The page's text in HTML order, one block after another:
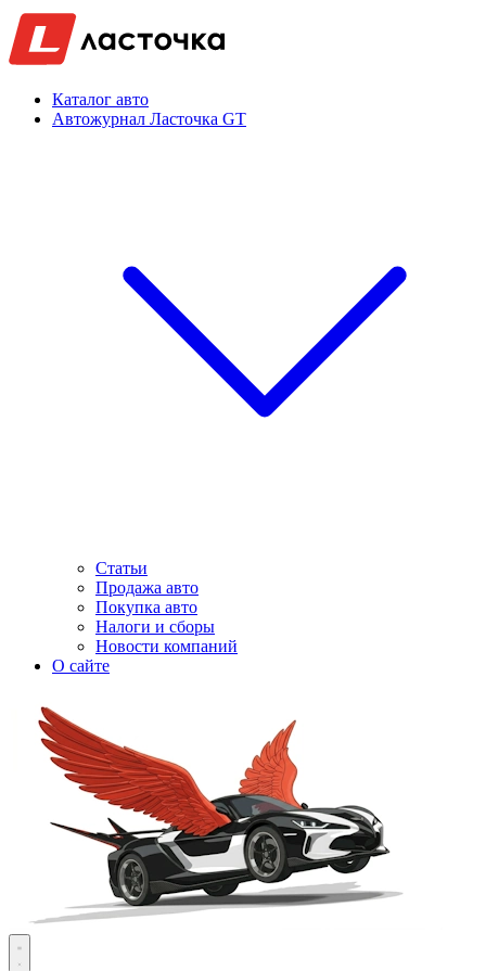
Каталог авто
Автожурнал Ласточка GT
Статьи
Продажа авто
Покупка авто
Налоги и сборы
Новости компаний
О сайте